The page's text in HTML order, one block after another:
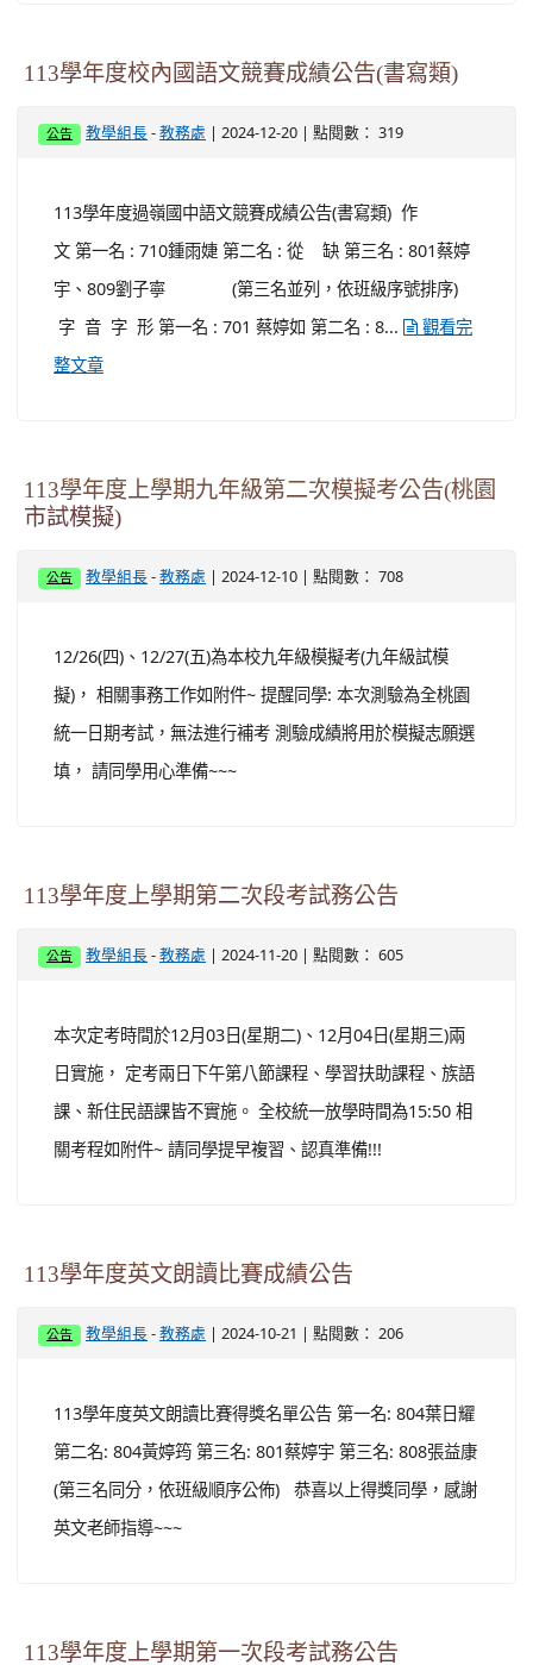
113學年度校內國語文競賽成績公告(書寫類)
公告 教學組長 -教務處 | 2024-12-20 | 點閱數： 319
113學年度過嶺國中語文競賽成績公告(書寫類) 作
文 第一名 : 710鍾雨婕 第二名 : 從 缺 第三名 : 801蔡婷
宇、809劉子寧 (第三名並列，依班級序號排序)
字 音 字 形 第一名 : 701 蔡婷如 第二名 : 8...
觀看完
整文章
113學年度上學期九年級第二次模擬考公告(桃園
市試模擬)
公告 教學組長 -教務處 | 2024-12-10 | 點閱數： 708
12/26(四)、12/27(五)為本校九年級模擬考(九年級試模
擬)， 相關事務工作如附件~ 提醒同學: 本次測驗為全桃園
統一日期考試，無法進行補考 測驗成績將用於模擬志願選
填， 請同學用心準備~~~
113學年度上學期第二次段考試務公告
公告 教學組長 -教務處 | 2024-11-20 | 點閱數： 605
本次定考時間於12月03日(星期二)、12月04日(星期三)兩
日實施， 定考兩日下午第八節課程、學習扶助課程、族語
課、新住民語課皆不實施。 全校統一放學時間為15:50 相
關考程如附件~ 請同學提早複習、認真準備!!!
113學年度英文朗讀比賽成績公告
公告 教學組長 -教務處 | 2024-10-21 | 點閱數： 206
113學年度英文朗讀比賽得獎名單公告 第一名: 804葉日耀
第二名: 804黃婷筠 第三名: 801蔡婷宇 第三名: 808張益康
(第三名同分，依班級順序公佈) 恭喜以上得獎同學，感謝
英文老師指導~~~
113學年度上學期第一次段考試務公告